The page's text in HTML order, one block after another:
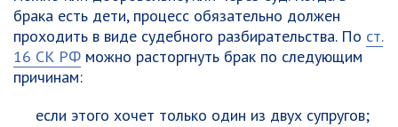
брака есть дети, процесс обязательно должен
проходить в виде судебного разбирательства. По ст.
16 СК РФ можно расторгнуть брак по следующим
причинам:
если этого хочет только один из двух супругов;